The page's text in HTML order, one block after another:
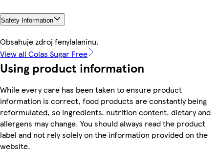
Safety Information
Obsahuje zdroj fenylalanínu.
View all Colas Sugar Free
Using product information
While every care has been taken to ensure product
information is correct, food products are constantly being
reformulated, so ingredients, nutrition content, dietary and
allergens may change. You should always read the product
label and not rely solely on the information provided on the
website.